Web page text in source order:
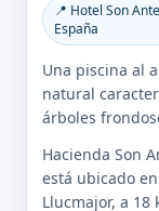
📍 Hotel Son
España
Una piscina al
natural
árboles
Hacienda Son
está ubicado
Llucmajor, a 18